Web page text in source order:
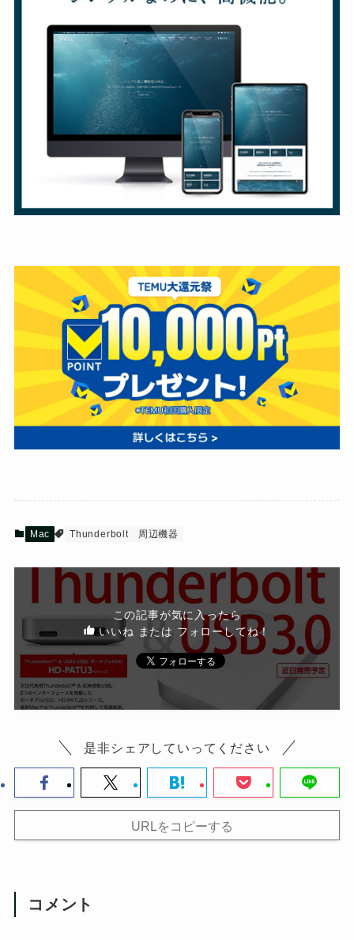
Mac Thunderbolt 周辺機器
この記事が気に入ったら
いいね または フォローしてね！
是非シェアしていってください
URLをコピーする
コメント